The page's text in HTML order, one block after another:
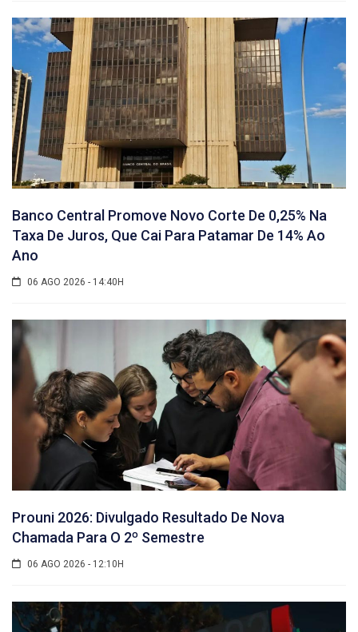
Banco Central Promove Novo Corte De 0,25% Na
Taxa De Juros, Que Cai Para Patamar De 14% Ao
Ano
06 AGO 2026 - 14:40H
Prouni 2026: Divulgado Resultado De Nova
Chamada Para O 2º Semestre
06 AGO 2026 - 12:10H